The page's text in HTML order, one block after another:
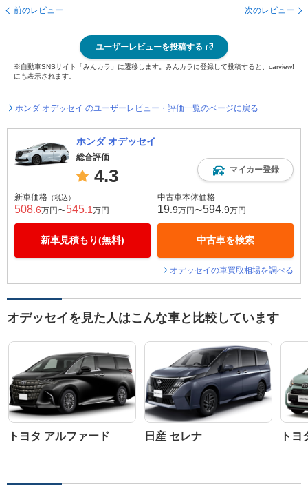
前のレビュー 次のレビュー
ユーザーレビューを投稿する
※自動車SNSサイト「みんカラ」に遷移します。みんカラに登録して投稿すると、carview!
にも表示されます。
ホンダ オデッセイ のユーザーレビュー・評価一覧のページに戻る
ホンダ オデッセイ
総合評価
4.3 マイカー登録
新車価格 （税込）
508 .6万円〜545 .1 万円
新車見積もり(無料)
中古車本体価格
19 .9万円〜594 .9万円
中古車を検索
オデッセイの車買取相場を調べる
オデッセイを見た人はこんな車と比較しています
トヨタ アルファード 日産 セレナ ト